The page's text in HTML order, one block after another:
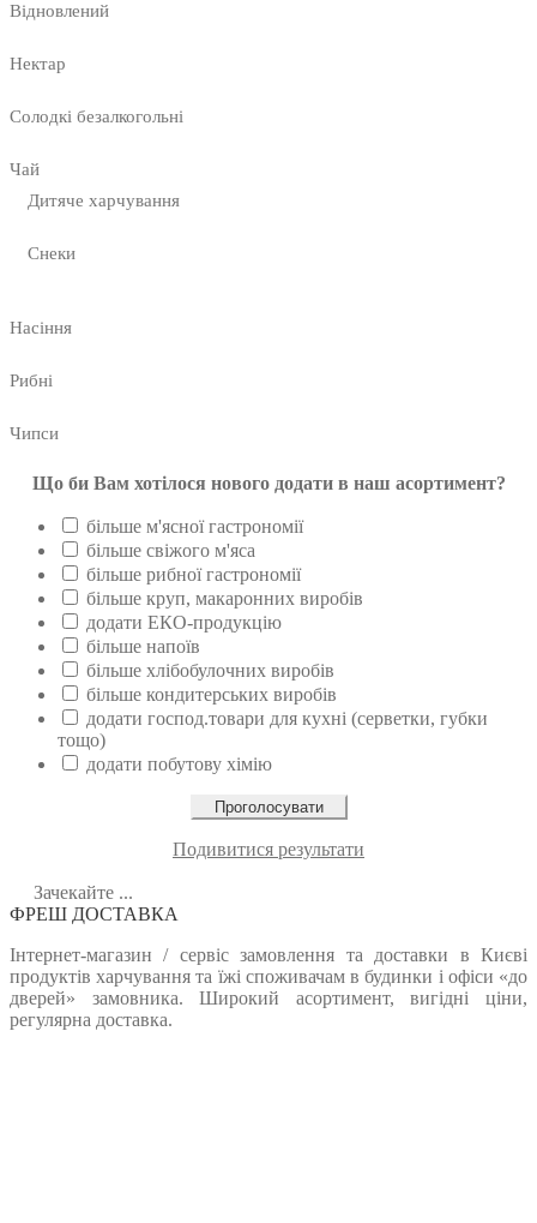
Відновлений
Нектар
Солодкі безалкогольні
Чай
Дитяче харчування
Снеки
Насіння
Рибні
Чипси
Що би Вам хотілося нового додати в наш асортимент?
більше м'ясної гастрономії
більше свіжого м'яса
більше рибної гастрономії
більше круп, макаронних виробів
додати ЕКО-продукцію
більше напоїв
більше хлібобулочних виробів
більше кондитерських виробів
додати господ.товари для кухні (серветки, губки
тощо)
додати побутову хімію
Подивитися результати
Зачекайте ...
ФРЕШ ДОСТАВКА
Інтернет-магазин / сервіс замовлення та доставки в Києві
продуктів харчування та їжі споживачам в будинки і офіси «до
дверей» замовника. Широкий асортимент, вигідні ціни,
регулярна доставка.